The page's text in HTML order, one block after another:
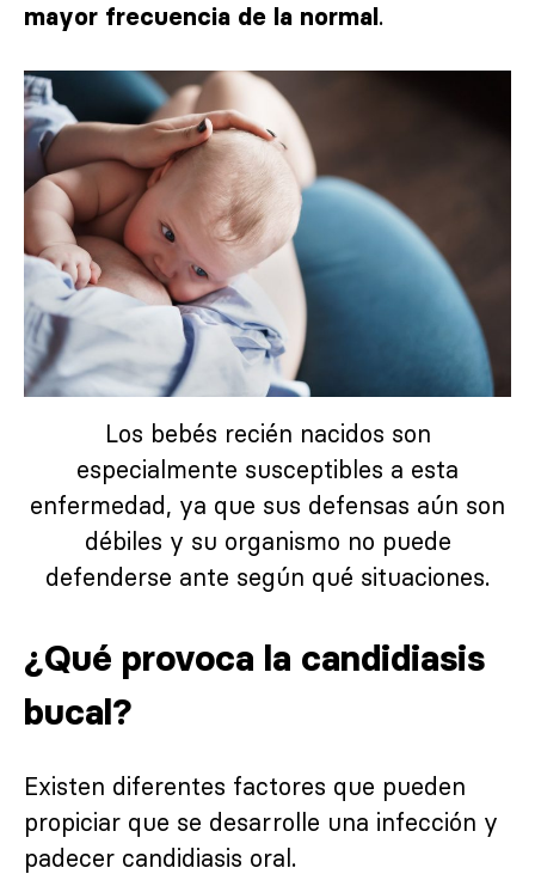
mayor frecuencia de la normal .
Los bebés recién nacidos son
especialmente susceptibles a esta
enfermedad, ya que sus defensas aún son
débiles y su organismo no puede
defenderse ante según qué situaciones.
¿Qué provoca la candidiasis
bucal?
Existen diferentes factores que pueden
propiciar que se desarrolle una infección y
padecer candidiasis oral.